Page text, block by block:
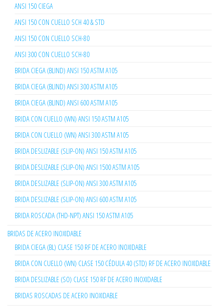
ANSI 150 CIEGA
ANSI 150 CON CUELLO SCH 40 & STD
ANSI 150 CON CUELLO SCH-80
ANSI 300 CON CUELLO SCH-80
BRIDA CIEGA (BLIND) ANSI 150 ASTM A105
BRIDA CIEGA (BLIND) ANSI 300 ASTM A105
BRIDA CIEGA (BLIND) ANSI 600 ASTM A105
BRIDA CON CUELLO (WN) ANSI 150 ASTM A105
BRIDA CON CUELLO (WN) ANSI 300 ASTM A105
BRIDA DESLIZABLE (SLIP-ON) ANSI 150 ASTM A105
BRIDA DESLIZABLE (SLIP-ON) ANSI 1500 ASTM A105
BRIDA DESLIZABLE (SLIP-ON) ANSI 300 ASTM A105
BRIDA DESLIZABLE (SLIP-ON) ANSI 600 ASTM A105
BRIDA ROSCADA (THD-NPT) ANSI 150 ASTM A105
BRIDAS DE ACERO INOXIDABLE
BRIDA CIEGA (BL) CLASE 150 RF DE ACERO INOXIDABLE
BRIDA CON CUELLO (WN) CLASE 150 CÉDULA 40 (STD) RF DE ACERO INOXIDABLE
BRIDA DESLIZABLE (SO) CLASE 150 RF DE ACERO INOXIDABLE
BRIDAS ROSCADAS DE ACERO INOXIDABLE